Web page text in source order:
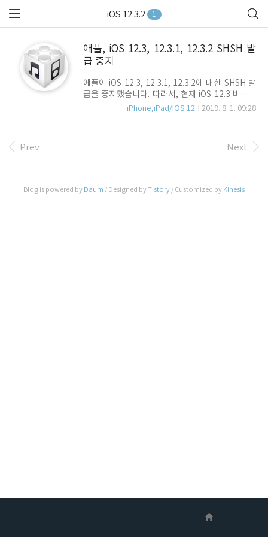
iOS 12.3.2 1
애플, iOS 12.3, 12.3.1, 12.3.2 SHSH 발
급 중지
에플이 iOS 12.3, 12.3.1, 12.3.2에 대한 SHSH 발
급을 중지했습니다. 따라서, 현재 iOS 12.3 버전을
사용중인 사용자분들은 오늘부터 iOS 12.3.x 대로
글 모음 2019/07/23 - 애플, iOS 12.4 정식버전 출
iPhone,iPad/IOS 12 2019. 8. 1. 09:28
Prev Next
Blog is powered by Daum / Designed byTistory / Customized by Kinesis